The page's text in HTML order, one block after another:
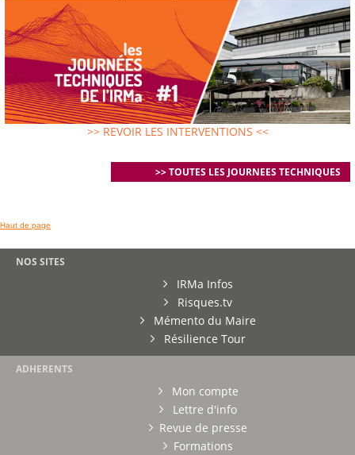
>> REVOIR LES INTERVENTIONS <<
>> TOUTES LES JOURNEES TECHNIQUES
Haut de page
NOS SITES
IRMa Infos
Risques.tv
Mémento du Maire
Résilience Tour
ADHERENTS
Mon compte
Lettre d'info
Revue de presse
Formations